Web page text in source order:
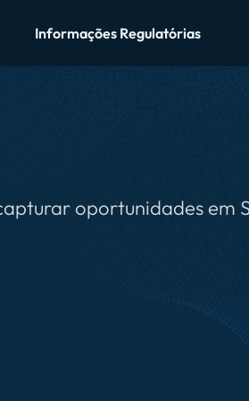
Informações Regulatórias
oportunidades em